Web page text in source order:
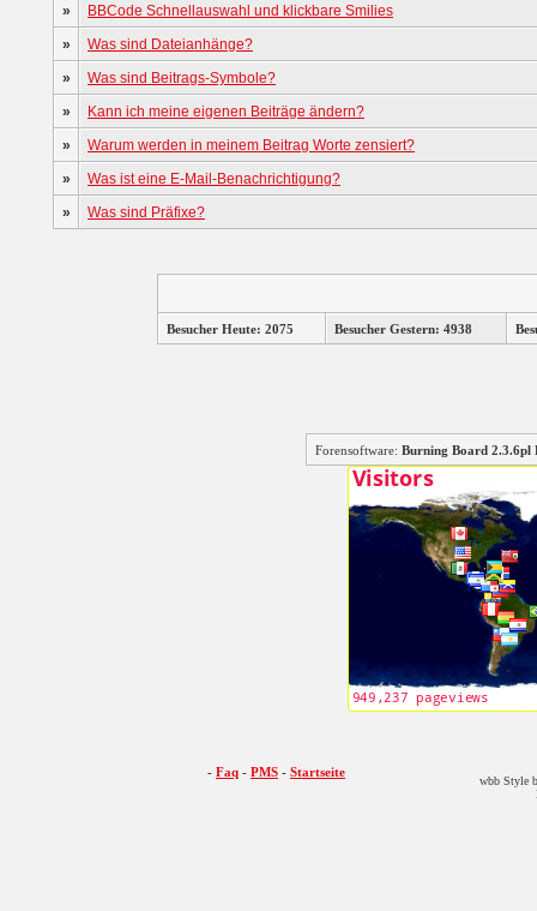
»
BBCode Schnellauswahl und klickbare Smilies
»
Was sind Dateianhänge?
»
Was sind Beitrags-Symbole?
»
Kann ich meine eigenen Beiträge ändern?
»
Warum werden in meinem Beitrag Worte zensiert?
»
Was ist eine E-Mail-Benachrichtigung?
»
Was sind Präfixe?
Besucher Heute: 2075 Besucher Gestern: 4938
Forensoftware: Burning Board
- Faq - PMS - Startseite
wbb Style